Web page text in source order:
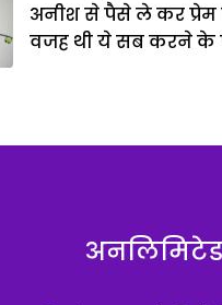
अनीश से पैसे ले कर प्रेम
वजह थी ये सब करने के